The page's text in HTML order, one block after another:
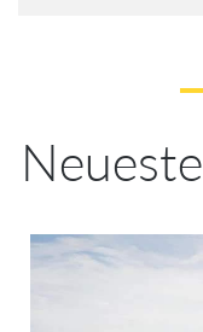
Neueste